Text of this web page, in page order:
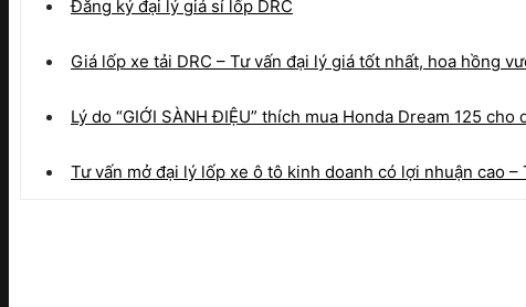
Đăng ký đại lý giá sỉ lốp DRC
Giá lốp xe tải DRC – Tư vấn đại lý giá tốt nhất, hoa hồng
Lý do “GIỚI SÀNH ĐIỆU” thích mua Honda Dream 125 cho
Tư vấn mở đại lý lốp xe ô tô kinh doanh có lợi nhuận cao